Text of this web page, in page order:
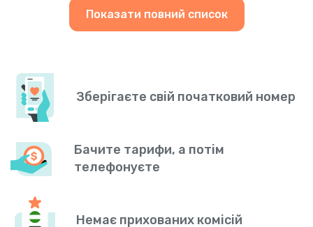
Показати повний список
Зберігаєте свій початковий номер
Бачите тарифи, а потім
телефонуєте
Немає прихованих комісій